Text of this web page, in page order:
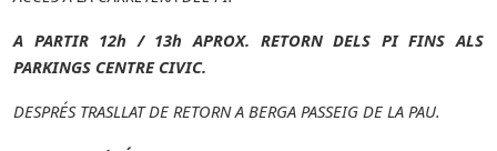
A PARTIR 12h / 13h APROX. RETORN DELS PI FINS ALS
PARKINGS CENTRE CIVIC.
DESPRÉS TRASLLAT DE RETORN A BERGA PASSEIG DE LA PAU.